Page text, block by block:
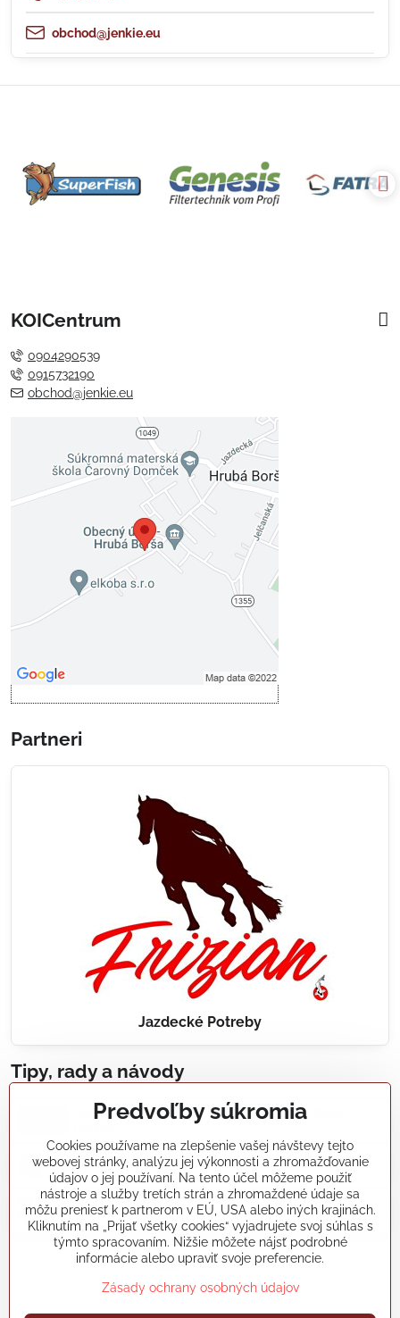
obchod@jenkie.eu
KOICentrum
0904290539
0915732190
obchod@jenkie.eu
Externý obsah je blokovaný
Voľbami súkromia
Prajete si načítať externý obsah?
Povoliť tentokrát
Povoliť a zapamätať - súhlas s
Partneri
Jazdecké Potreby
Tipy, rady a návody
Realizácie záhradných jazierok, bazénov, fontán,
Články a blogy
Rady a návody
koikapre/?ref=hl
Predvoľby súkromia
Cookies používame na zlepšenie vašej návštevy tejto
webovej stránky, analýzu jej výkonnosti a zhromažďovanie
údajov o jej používaní. Na tento účel môžeme použiť
nástroje a služby tretích strán a zhromaždené údaje sa
môžu preniesť k partnerom v EÚ, USA alebo iných krajinách.
Kliknutím na „Prijať všetky cookies“ vyjadrujete svoj súhlas s
týmto spracovaním. Nižšie môžete nájsť podrobné
informácie alebo upraviť svoje preferencie.
Zásady ochrany osobných údajov